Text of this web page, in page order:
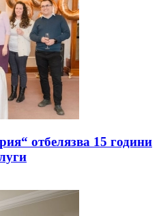
отбелязва 15 години